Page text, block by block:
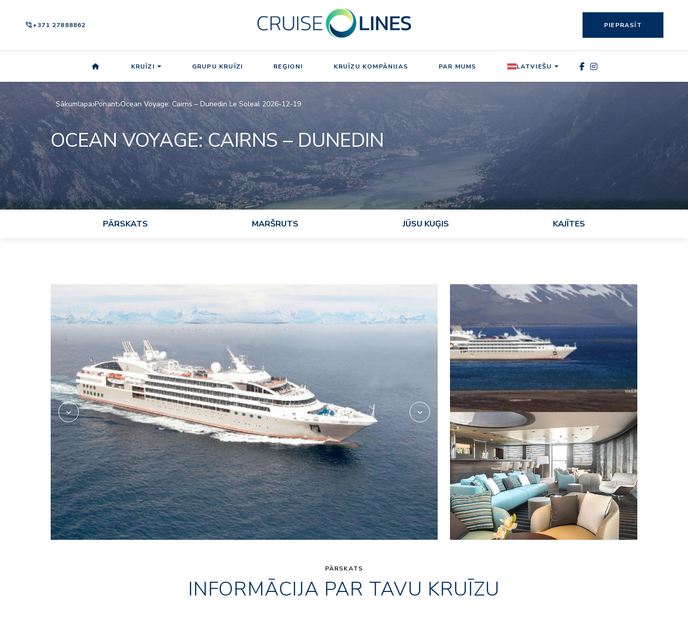
phone_in_talk+371 27888862 PIEPRASĪT
KRUĪZI GRUPU KRUĪZI REĢIONI KRUĪZU KOMPĀNIJAS PAR MUMS LATVIEŠU
Sākumlapa Ponant Ocean Voyage: Cairns – Dunedin Le Soleal 2026-12-19
OCEAN VOYAGE: CAIRNS – DUNEDIN
PĀRSKATS MARŠRUTS JŪSU KUĢIS KAJĪTES
PĀRSKATS
INFORMĀCIJA PAR TAVU KRUĪZU